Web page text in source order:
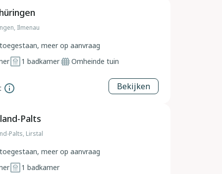
Ilmenau
meer op aanvraag
1 badkamer Omheinde tuin
Bekijken
Palts
Palts, Lirstal
meer op aanvraag
1 badkamer